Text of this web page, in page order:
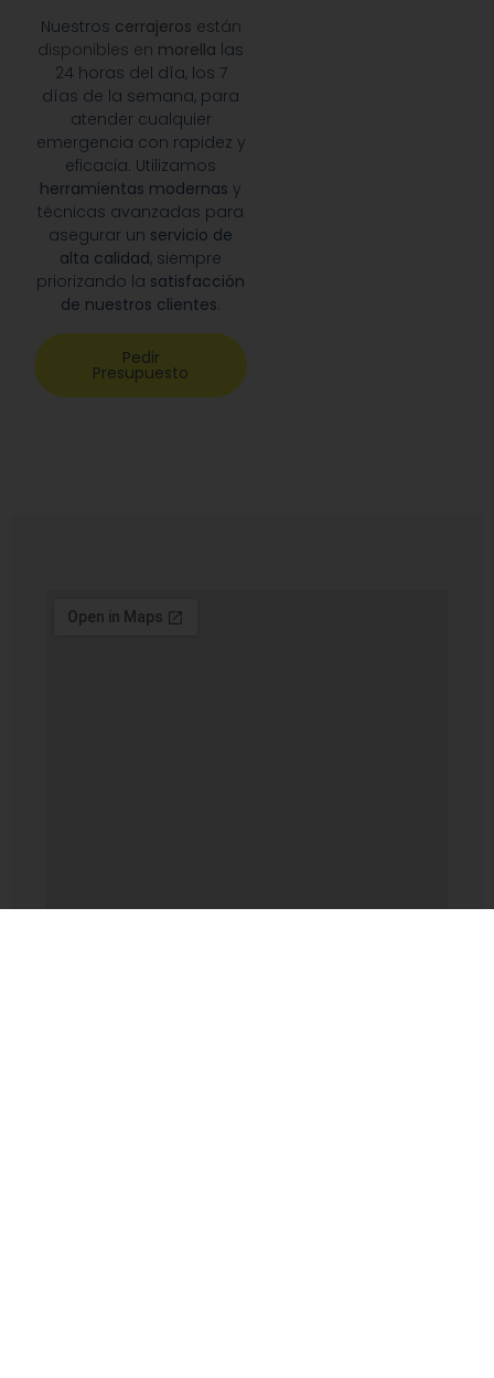
Nuestros cerrajeros están
disponibles en morella las
24 horas del día, los 7
días de la semana, para
atender cualquier
emergencia con rapidez y
eficacia. Utilizamos
herramientas modernas y
técnicas avanzadas para
asegurar un servicio de
alta calidad, siempre
priorizando la satisfacción
de nuestros clientes.
Pedir
Presupuesto